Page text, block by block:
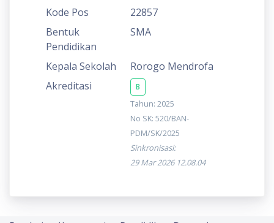
Kode Pos
22857
Bentuk
Pendidikan
SMA
Kepala Sekolah
Rorogo Mendrofa
Akreditasi
B
Tahun: 2025
No SK: 520/BAN-
PDM/SK/2025
Sinkronisasi:
29 Mar 2026 12.08.04